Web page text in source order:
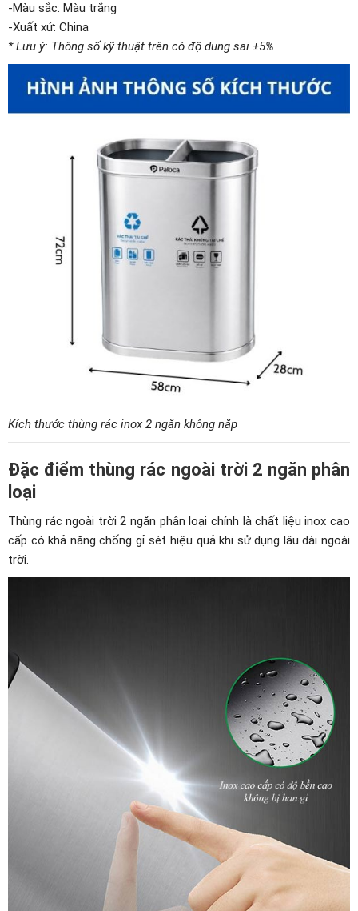
-Màu sắc: Màu trắng
-Xuất xứ: China
* Lưu ý: Thông số kỹ thuật trên có độ dung sai ±5%
Kích thước thùng rác inox 2 ngăn không nắp
Đặc điểm thùng rác ngoài trời 2 ngăn phân
loại
Thùng rác ngoài trời 2 ngăn phân loại chính là chất liệu inox cao
cấp có khả năng chống gỉ sét hiệu quả khi sử dụng lâu dài ngoài
trời.